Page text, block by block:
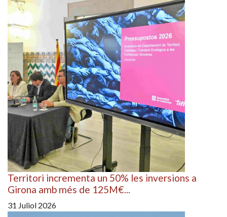
Territori incrementa un 50% les inversions a
Girona amb més de 125M€...
31 Juliol 2026